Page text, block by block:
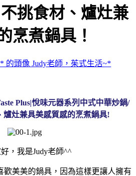
挑食材、爐灶兼
烹煮鍋具！
Judy老師，茱式生活~*
Plus|悅味元器系列中式中華炒鍋/
爐灶兼具美感質感的烹煮鍋具!
，我是Judy老師^^
歡美美的鍋具 ，因為這樣更讓人擁有